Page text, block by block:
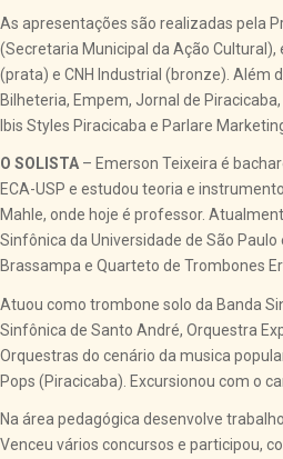
As apresentações são realizadas pela
(Secretaria Municipal da Ação
(prata) e CNH Industrial (bronze). Além
Bilheteria, Empem, Jornal de
Ibis Styles Piracicaba e Parlare
O SOLISTA – Emerson Teixeira é
ECA-USP e estudou teoria e
Mahle, onde hoje é professor.
Sinfônica da Universidade de São
Brassampa e Quarteto de Trombones
Atuou como trombone solo da Banda
Sinfônica de Santo André, Orquestra
Orquestras do cenário da musica
Pops (Piracicaba). Excursionou com o
Na área pedagógica desenvolve
Venceu vários concursos e participou,